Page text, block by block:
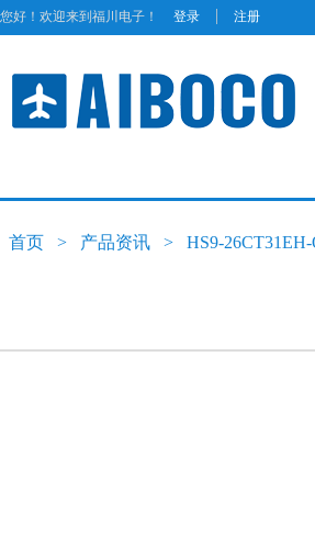
您好！欢迎来到福川电子！ 登录 | 注册
首页 > 产品资讯 > HS9-